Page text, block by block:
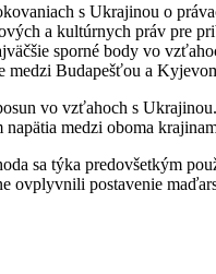
s Ukrajinou o
a kultúrnych práv pre
sporné body vo
medzi Budapešťou a
vo vzťahoch s
medzi oboma
sa týka predovšetkým
ovplyvnili postavenie